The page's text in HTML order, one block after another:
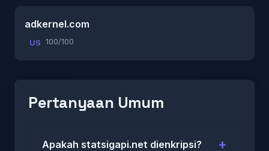
adkernel.com
US 100/100
Pertanyaan Umum
Apakah statsigapi.net dienkripsi?